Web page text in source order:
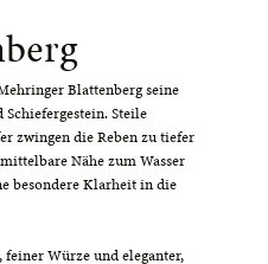
Blattenberg seine
Steile
zwingen die Reben zu tiefer
Nähe zum Wasser
besondere Klarheit in die
Würze und eleganter,